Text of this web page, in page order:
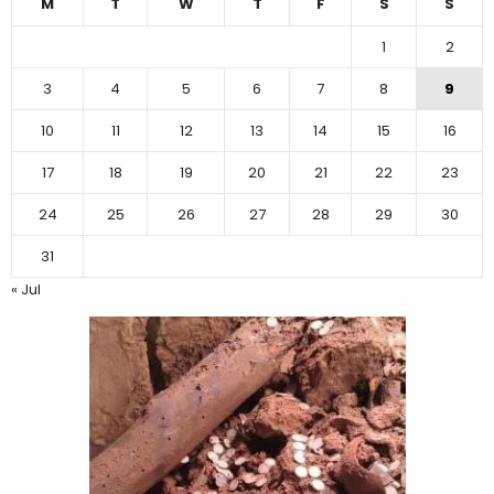
1
2
3
4 5 6 7 8
9
10
11 12 13 14 15
16
17
18 19 20 21 22
23
24
25 26 27 28 29
30
31
« Jul